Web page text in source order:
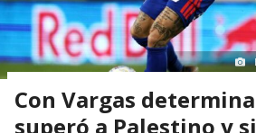
Con Vargas
superó a Palestino y